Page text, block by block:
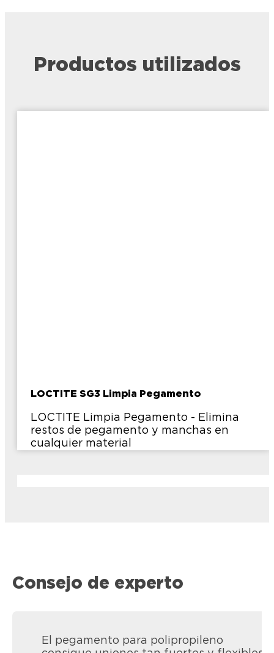
Productos utilizados
LOCTITE SG3 Limpia Pegamento
LOCTITE Limpia Pegamento - Elimina
restos de pegamento y manchas en
cualquier material
Consejo de experto
El pegamento para polipropileno